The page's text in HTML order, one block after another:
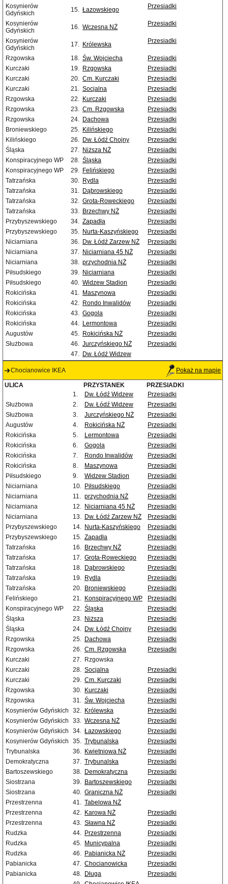
Kosynierów
Gdyńskich
15. Łazowskiego Przesiadki
Kosynierów
Gdyńskich
16. Wczesna NŻ Przesiadki
Kosynierów
Gdyńskich
17. Królewska Przesiadki
Rzgowska 18. Św. Wojciecha
Przesiadki
Kurczaki
19. Rzgowska
Przesiadki
Kurczaki
20. Cm. Kurczaki
Przesiadki
Kurczaki
21. Socjalna
Przesiadki
Rzgowska
22. Kurczaki
Przesiadki
Rzgowska
23. Cm. Rzgowska
Przesiadki
Rzgowska
24. Dachowa
Przesiadki
Broniewskiego
25. Kilińskiego
Przesiadki
Kilińskiego
26. Dw. Łódź Chojny
Przesiadki
Śląska
27. Niższa NŻ
Przesiadki
Konspiracyjnego WP
28. Śląska
Przesiadki
Konspiracyjnego WP
29. Felińskiego
Przesiadki
Tatrzańska
30. Rydla
Przesiadki
Tatrzańska
31. Dąbrowskiego
Przesiadki
Tatrzańska
32. Grota-Roweckiego
Przesiadki
Tatrzańska
33. Brzechwy NŻ
Przesiadki
Przybyszewskiego
34. Zapadła
Przesiadki
Przybyszewskiego
35. Nurta-Kaszyńskiego
Przesiadki
Niciarniana
36. Dw. Łódź Zarzew NŻ
Przesiadki
Niciarniana
37. Niciarniana 45 NŻ
Przesiadki
Niciarniana
38. przychodnia NŻ
Przesiadki
Piłsudskiego
39. Niciarniana
Przesiadki
Piłsudskiego
40. Widzew Stadion
Przesiadki
Rokicińska
41. Maszynowa
Przesiadki
Rokicińska
42. Rondo Inwalidów
Przesiadki
Rokicińska
43. Gogola
Przesiadki
Rokicińska
44. Lermontowa
Przesiadki
Augustów
45. Rokicińska NŻ
Przesiadki
Służbowa
46. Jurczyńskiego NŻ
Przesiadki
47. Dw. Łódź Widzew
Chocianowice IKEA Pokaż na mapie
ULICA PRZYSTANEK
PRZESIADKI
1.
Dw. Łódź Widzew
Przesiadki
Służbowa
2. Dw. Łódź Widzew
Przesiadki
Służbowa
3. Jurczyńskiego NŻ
Przesiadki
Augustów
4. Rokicińska NŻ
Przesiadki
Rokicińska
5. Lermontowa
Przesiadki
Rokicińska
6. Gogola
Przesiadki
Rokicińska
7. Rondo Inwalidów
Przesiadki
Rokicińska
8. Maszynowa
Przesiadki
Piłsudskiego
9. Widzew Stadion
Przesiadki
Niciarniana
10. Piłsudskiego
Przesiadki
Niciarniana
11. przychodnia NŻ
Przesiadki
Niciarniana
12. Niciarniana 45 NŻ
Przesiadki
Niciarniana
13. Dw. Łódź Zarzew NŻ
Przesiadki
Przybyszewskiego
14. Nurta-Kaszyńskiego
Przesiadki
Przybyszewskiego
15. Zapadła
Przesiadki
Tatrzańska
16. Brzechwy NŻ
Przesiadki
Tatrzańska
17. Grota-Roweckiego
Przesiadki
Tatrzańska
18. Dąbrowskiego
Przesiadki
Tatrzańska
19. Rydla
Przesiadki
Tatrzańska
20. Broniewskiego
Przesiadki
Felińskiego
21. Konspiracyjnego WP
Przesiadki
Konspiracyjnego WP
22. Śląska
Przesiadki
Śląska
23. Niższa
Przesiadki
Śląska
24. Dw. Łódź Chojny
Przesiadki
Rzgowska
25. Dachowa
Przesiadki
Rzgowska
26. Cm. Rzgowska
Przesiadki
Kurczaki
27. Rzgowska
Kurczaki
28. Socjalna
Przesiadki
Kurczaki
29. Cm. Kurczaki
Przesiadki
Rzgowska
30. Kurczaki
Przesiadki
Rzgowska
31. Św. Wojciecha
Przesiadki
Kosynierów Gdyńskich
32. Królewska
Przesiadki
Kosynierów Gdyńskich
33. Wczesna NŻ
Przesiadki
Kosynierów Gdyńskich
34. Łazowskiego
Przesiadki
Kosynierów Gdyńskich
35. Trybunalska
Przesiadki
Trybunalska
36. Kwietniowa NŻ
Przesiadki
Demokratyczna
37. Trybunalska
Przesiadki
Bartoszewskiego
38. Demokratyczna
Przesiadki
Siostrzana
39. Bartoszewskiego
Przesiadki
Siostrzana
40. Graniczna NŻ
Przesiadki
Przestrzenna
41. Tabelowa NŻ
Przestrzenna
42. Karowa NŻ
Przesiadki
Przestrzenna
43. Sławna NŻ
Przesiadki
Rudzka
44. Przestrzenna
Przesiadki
Rudzka
45. Municypalna
Przesiadki
Rudzka
46. Pabianicka NŻ
Przesiadki
Pabianicka
47. Chocianowicka
Przesiadki
Pabianicka
48. Długa
Przesiadki